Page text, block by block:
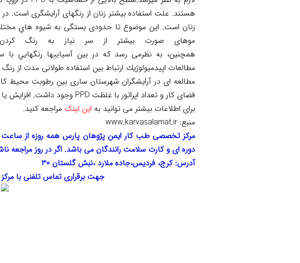
زنان است. این موضوع تا حدودی بستگی به شيوه هاي
موهای صورت بیشتر از سر نیاز به رنگ
همچنين، به نظرمی رسد كه در بين آسياييها رنگهايي با
مطالعات اپيدميولوژيك ارتباط بین استفاده طولانی مدت از
مطالعه ای در آرایشگران شهرستان ساری بین رطوبت محیط
فضای کار و تعداد اپراتور با غلظت PPD وجود داشت. افزایش
برای اطلاعات بیشتر می توانید به این لینکمراجعه کنید.
منبع: www.karvasalamat.ir
دوره ای و کارت سلامت رانندگان می باشد. اگر در روز مراجعه
آدرس: کرج، فردیس،جاده ملارد ،نبش گلستان ۳۰
جهت برقراری تماس تلفنی با